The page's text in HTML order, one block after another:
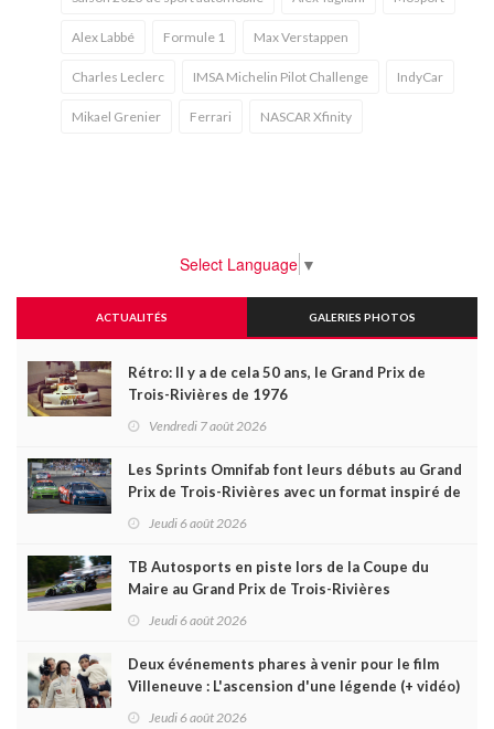
Alex Labbé Formule 1 Max Verstappen
Charles Leclerc IMSA Michelin Pilot Challenge IndyCar
Mikael Grenier Ferrari NASCAR Xfinity
Select Language ▼
ACTUALITÉS GALERIES PHOTOS
Rétro: Il y a de cela 50 ans, le Grand Prix de
Trois-Rivières de 1976
Vendredi 7 août 2026
Les Sprints Omnifab font leurs débuts au Grand
Prix de Trois-Rivières avec un format inspiré de
Jeudi 6 août 2026
TB Autosports en piste lors de la Coupe du
Maire au Grand Prix de Trois-Rivières
Jeudi 6 août 2026
Deux événements phares à venir pour le film
Villeneuve : L'ascension d'une légende (+ vidéo)
Jeudi 6 août 2026